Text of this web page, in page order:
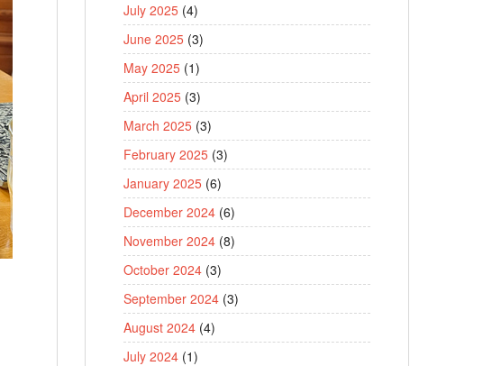
July 2025 (4)
June 2025 (3)
May 2025 (1)
April 2025 (3)
March 2025 (3)
February 2025 (3)
January 2025 (6)
December 2024 (6)
November 2024 (8)
October 2024 (3)
September 2024 (3)
August 2024 (4)
July 2024 (1)